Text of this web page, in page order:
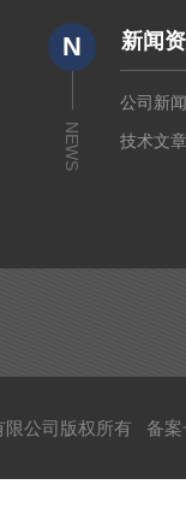
N
NEWS
新闻
公司新
技术文
限公司版权所有 备案